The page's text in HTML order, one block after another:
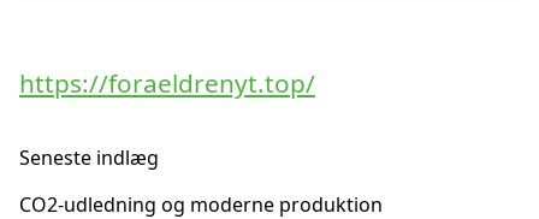
https://foraeldrenyt.top/
Seneste indlæg
CO2-udledning og moderne produktion